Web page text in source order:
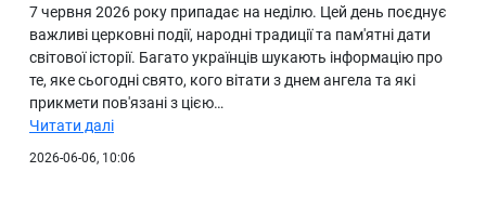
7 червня 2026 року припадає на неділю. Цей день поєднує
важливі церковні події, народні традиції та пам'ятні дати
світової історії. Багато українців шукають інформацію про
те, яке сьогодні свято, кого вітати з днем ангела та які
прикмети пов'язані з цією…
Читати далі
2026-06-06, 10:06